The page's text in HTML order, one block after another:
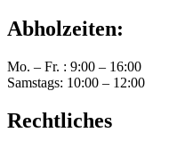
Abholzeiten:
Mo. – Fr. : 9:00 – 16:00
Samstags: 10:00 – 12:00
Rechtliches